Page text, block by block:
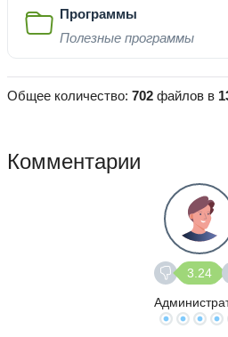
Программы
Полезные программы
Общее количество: 702 файлов в
Комментарии
3.24